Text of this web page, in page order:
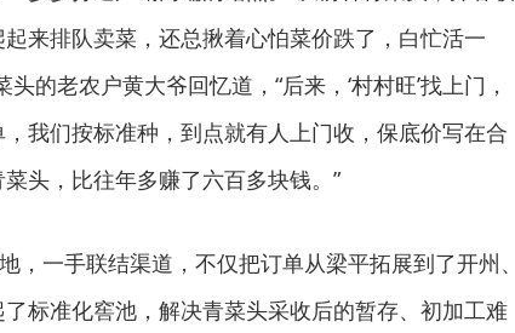
来排队卖菜，还总揪着心怕菜价跌了，白忙活一
的老农户黄大爷回忆道，“后来，‘村村旺’找上门，
我们按标准种，到点就有人上门收，保底价写在合
头，比往年多赚了六百多块钱。”
，一手联结渠道，不仅把订单从梁平拓展到了开州、
标准化窖池，解决青菜头采收后的暂存、初加工难